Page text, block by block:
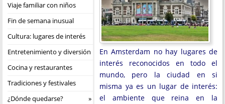
Viaje familiar con niños
Fin de semana inusual
Cultura: lugares de interés
Entretenimiento y diversión
Cocina y restaurantes
Tradiciones y festivales
¿Dónde quedarse?
En Amsterdam no hay lugares de
interés reconocidos en todo el
mundo, pero la ciudad en si
misma ya es un lugar de interés:
el ambiente que reina en la